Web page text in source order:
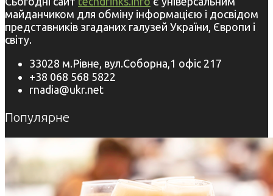
майданчиком для обміну інформацією і досвідом
представників згаданих галузей України, Європи і
світу.
33028 м.Рівне, вул.Соборна,1 офіс 217
+38 068 568 5822
rnadia@ukr.net
Популярне